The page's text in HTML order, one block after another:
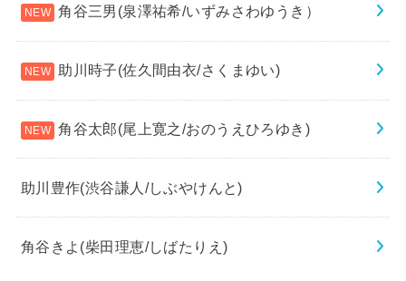
角谷三男(泉澤祐希/いずみさわゆうき）
助川時子(佐久間由衣/さくまゆい)
角谷太郎(尾上寛之/おのうえひろゆき)
助川豊作(渋谷謙人/しぶやけんと)
角谷きよ(柴田理恵/しばたりえ)